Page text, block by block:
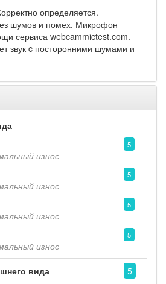
определяется.
шумов и помех. Микрофон
сервиса webcammictest.com.
звук c посторонними шумами и
5
износ
5
износ
5
износ
5
износ
вида 5